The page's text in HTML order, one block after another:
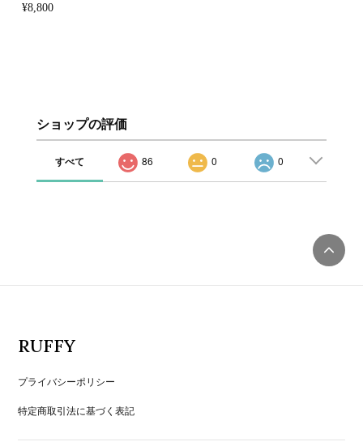
¥8,800
ショップの評価
すべて 86 0 0
RUFFY
プライバシーポリシー
特定商取引法に基づく表記